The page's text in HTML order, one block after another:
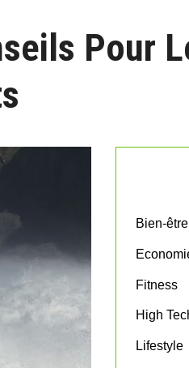
Pour
Bien-être
Fitness
High
Lifestyle